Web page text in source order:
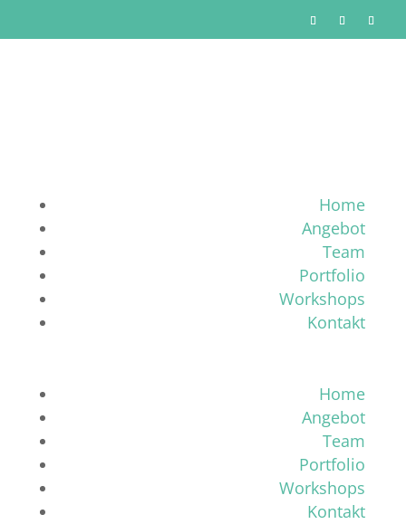
Home
Angebot
Team
Portfolio
Workshops
Kontakt
Home
Angebot
Team
Portfolio
Workshops
Kontakt